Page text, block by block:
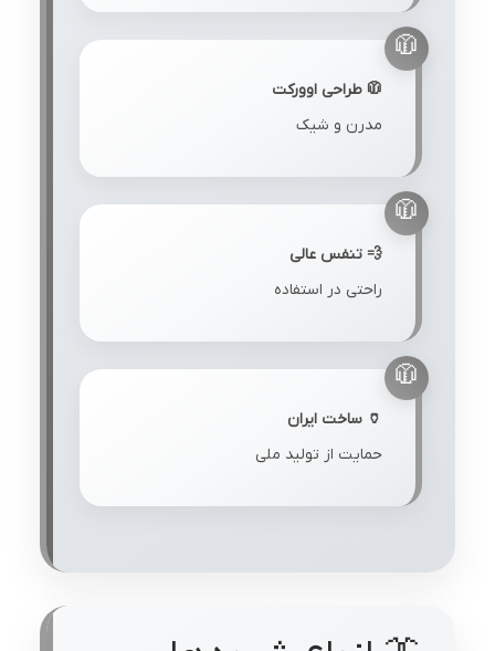
🧥 طراحی اوورکت
مدرن و شیک
💨 تنفس عالی
راحتی در استفاده
🏺 ساخت ایران
حمایت از تولید ملی